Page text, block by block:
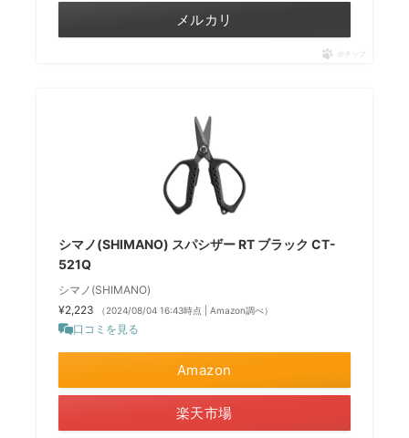
メルカリ
ポチップ
シマノ(SHIMANO) スパシザー RT ブラック CT-
521Q
シマノ(SHIMANO)
¥2,223
（2024/08/04 16:43時点 | Amazon調べ）
口コミを見る
Amazon
楽天市場